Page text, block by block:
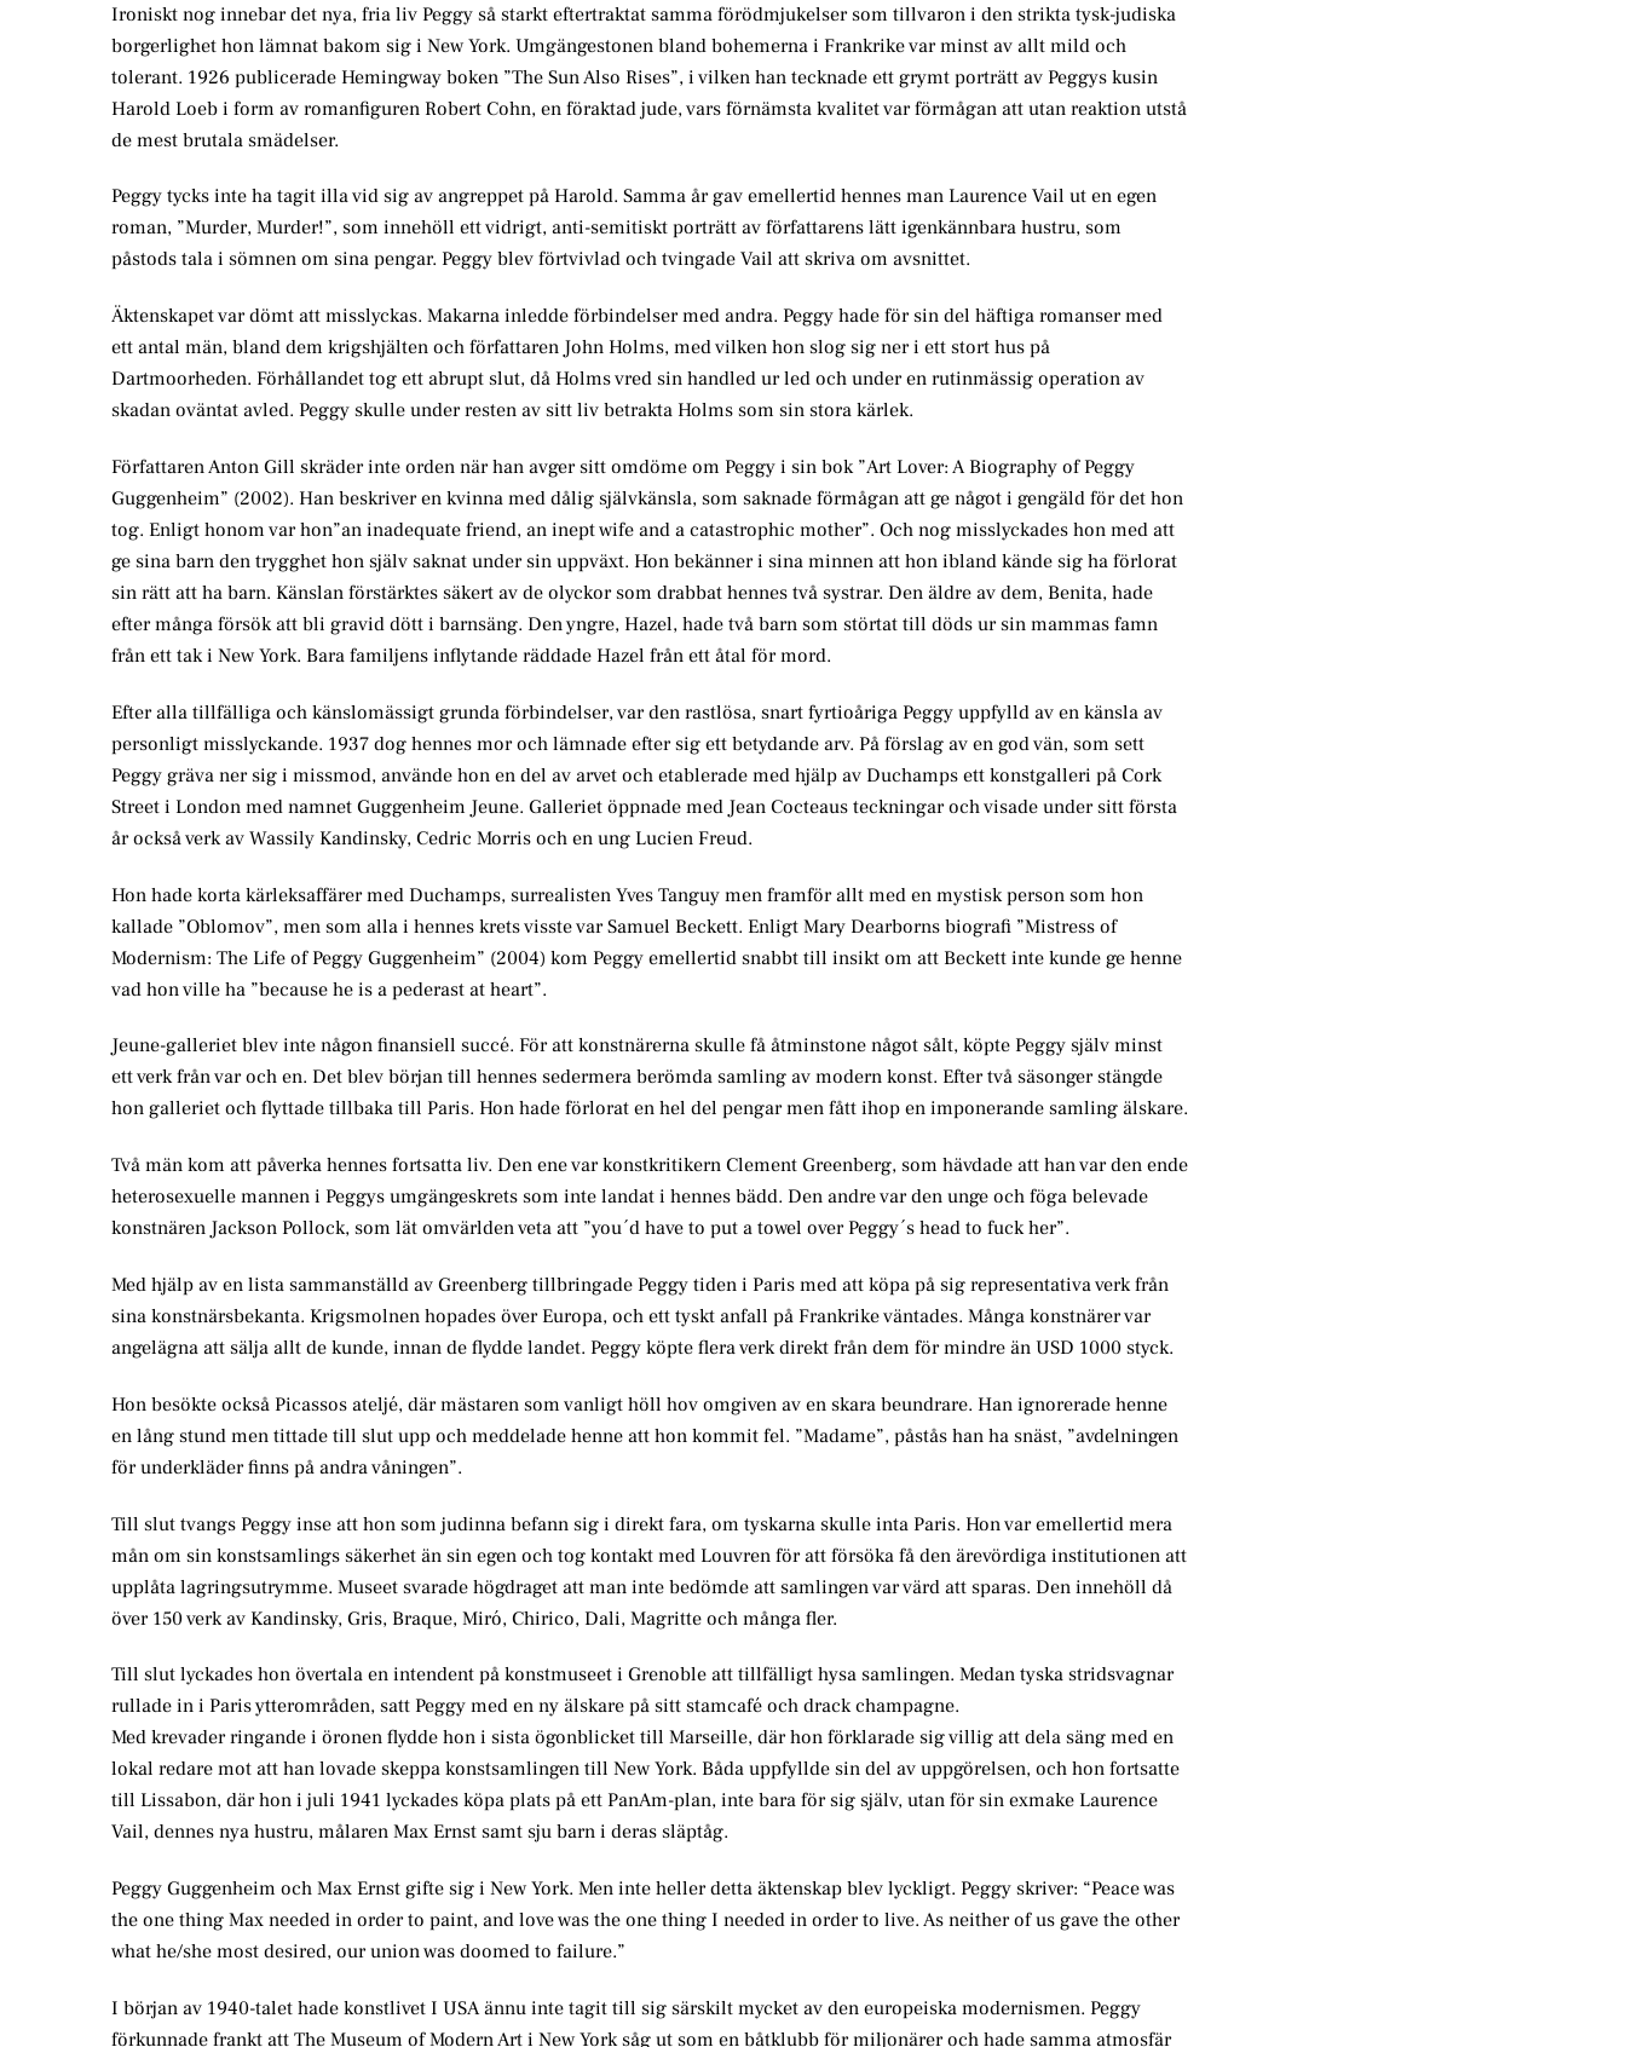
Ironiskt nog innebar det nya, fria liv Peggy så starkt eftertraktat samma förödmjukelser som tillvaron i den strikta tysk-judiska
borgerlighet hon lämnat bakom sig i New York. Umgängestonen bland bohemerna i Frankrike var minst av allt mild och
tolerant. 1926 publicerade Hemingway boken ”The Sun Also Rises”, i vilken han tecknade ett grymt porträtt av Peggys kusin
Harold Loeb i form av romanfiguren Robert Cohn, en föraktad jude, vars förnämsta kvalitet var förmågan att utan reaktion utstå
de mest brutala smädelser.
Peggy tycks inte ha tagit illa vid sig av angreppet på Harold. Samma år gav emellertid hennes man Laurence Vail ut en egen
roman, ”Murder, Murder!”, som innehöll ett vidrigt, anti-semitiskt porträtt av författarens lätt igenkännbara hustru, som
påstods tala i sömnen om sina pengar. Peggy blev förtvivlad och tvingade Vail att skriva om avsnittet.
Äktenskapet var dömt att misslyckas. Makarna inledde förbindelser med andra. Peggy hade för sin del häftiga romanser med
ett antal män, bland dem krigshjälten och författaren John Holms, med vilken hon slog sig ner i ett stort hus på
Dartmoorheden. Förhållandet tog ett abrupt slut, då Holms vred sin handled ur led och under en rutinmässig operation av
skadan oväntat avled. Peggy skulle under resten av sitt liv betrakta Holms som sin stora kärlek.
Författaren Anton Gill skräder inte orden när han avger sitt omdöme om Peggy i sin bok ”Art Lover: A Biography of Peggy
Guggenheim” (2002). Han beskriver en kvinna med dålig självkänsla, som saknade förmågan att ge något i gengäld för det hon
tog. Enligt honom var hon”an inadequate friend, an inept wife and a catastrophic mother”. Och nog misslyckades hon med att
ge sina barn den trygghet hon själv saknat under sin uppväxt. Hon bekänner i sina minnen att hon ibland kände sig ha förlorat
sin rätt att ha barn. Känslan förstärktes säkert av de olyckor som drabbat hennes två systrar. Den äldre av dem, Benita, hade
efter många försök att bli gravid dött i barnsäng. Den yngre, Hazel, hade två barn som störtat till döds ur sin mammas famn
från ett tak i New York. Bara familjens inflytande räddade Hazel från ett åtal för mord.
Efter alla tillfälliga och känslomässigt grunda förbindelser, var den rastlösa, snart fyrtioåriga Peggy uppfylld av en känsla av
personligt misslyckande. 1937 dog hennes mor och lämnade efter sig ett betydande arv. På förslag av en god vän, som sett
Peggy gräva ner sig i missmod, använde hon en del av arvet och etablerade med hjälp av Duchamps ett konstgalleri på Cork
Street i London med namnet Guggenheim Jeune. Galleriet öppnade med Jean Cocteaus teckningar och visade under sitt första
år också verk av Wassily Kandinsky, Cedric Morris och en ung Lucien Freud.
Hon hade korta kärleksaffärer med Duchamps, surrealisten Yves Tanguy men framför allt med en mystisk person som hon
kallade ”Oblomov”, men som alla i hennes krets visste var Samuel Beckett. Enligt Mary Dearborns biografi ”Mistress of
Modernism: The Life of Peggy Guggenheim” (2004) kom Peggy emellertid snabbt till insikt om att Beckett inte kunde ge henne
vad hon ville ha ”because he is a pederast at heart”.
Jeune-galleriet blev inte någon finansiell succé. För att konstnärerna skulle få åtminstone något sålt, köpte Peggy själv minst
ett verk från var och en. Det blev början till hennes sedermera berömda samling av modern konst. Efter två säsonger stängde
hon galleriet och flyttade tillbaka till Paris. Hon hade förlorat en hel del pengar men fått ihop en imponerande samling älskare.
Två män kom att påverka hennes fortsatta liv. Den ene var konstkritikern Clement Greenberg, som hävdade att han var den ende
heterosexuelle mannen i Peggys umgängeskrets som inte landat i hennes bädd. Den andre var den unge och föga belevade
konstnären Jackson Pollock, som lät omvärlden veta att ”you´d have to put a towel over Peggy´s head to fuck her”.
Med hjälp av en lista sammanställd av Greenberg tillbringade Peggy tiden i Paris med att köpa på sig representativa verk från
sina konstnärsbekanta. Krigsmolnen hopades över Europa, och ett tyskt anfall på Frankrike väntades. Många konstnärer var
angelägna att sälja allt de kunde, innan de flydde landet. Peggy köpte flera verk direkt från dem för mindre än USD 1000 styck.
Hon besökte också Picassos ateljé, där mästaren som vanligt höll hov omgiven av en skara beundrare. Han ignorerade henne
en lång stund men tittade till slut upp och meddelade henne att hon kommit fel. ”Madame”, påstås han ha snäst, ”avdelningen
för underkläder finns på andra våningen”.
Till slut tvangs Peggy inse att hon som judinna befann sig i direkt fara, om tyskarna skulle inta Paris. Hon var emellertid mera
mån om sin konstsamlings säkerhet än sin egen och tog kontakt med Louvren för att försöka få den ärevördiga institutionen att
upplåta lagringsutrymme. Museet svarade högdraget att man inte bedömde att samlingen var värd att sparas. Den innehöll då
över 150 verk av Kandinsky, Gris, Braque, Miró, Chirico, Dali, Magritte och många fler.
Till slut lyckades hon övertala en intendent på konstmuseet i Grenoble att tillfälligt hysa samlingen. Medan tyska stridsvagnar
rullade in i Paris ytterområden, satt Peggy med en ny älskare på sitt stamcafé och drack champagne.
Med krevader ringande i öronen flydde hon i sista ögonblicket till Marseille, där hon förklarade sig villig att dela säng med en
lokal redare mot att han lovade skeppa konstsamlingen till New York. Båda uppfyllde sin del av uppgörelsen, och hon fortsatte
till Lissabon, där hon i juli 1941 lyckades köpa plats på ett PanAm-plan, inte bara för sig själv, utan för sin exmake Laurence
Vail, dennes nya hustru, målaren Max Ernst samt sju barn i deras släptåg.
Peggy Guggenheim och Max Ernst gifte sig i New York. Men inte heller detta äktenskap blev lyckligt. Peggy skriver: “Peace was
the one thing Max needed in order to paint, and love was the one thing I needed in order to live. As neither of us gave the other
what he/she most desired, our union was doomed to failure.”
I början av 1940-talet hade konstlivet I USA ännu inte tagit till sig särskilt mycket av den europeiska modernismen. Peggy
förkunnade frankt att The Museum of Modern Art i New York såg ut som en båtklubb för miljonärer och hade samma atmosfär